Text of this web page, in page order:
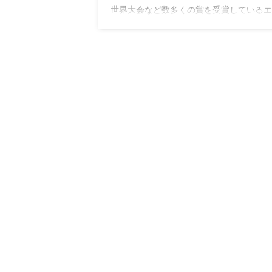
世界大会など数多くの賞を受賞している